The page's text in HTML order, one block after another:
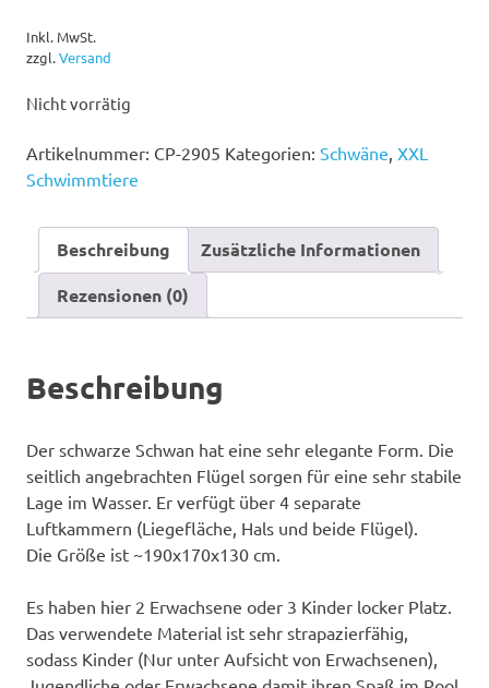
Inkl. MwSt.
zzgl.Versand
Nicht vorrätig
Artikelnummer: CP-2905 Kategorien: Schwäne, XXL
Schwimmtiere
Beschreibung
Zusätzliche Informationen
Rezensionen (0)
Beschreibung
Der schwarze Schwan hat eine sehr elegante Form. Die
seitlich angebrachten Flügel sorgen für eine sehr stabile
Lage im Wasser. Er verfügt über 4 separate
Luftkammern (Liegefläche, Hals und beide Flügel).
Die Größe ist ~190x170x130 cm.
Es haben hier 2 Erwachsene oder 3 Kinder locker Platz.
Das verwendete Material ist sehr strapazierfähig,
sodass Kinder (Nur unter Aufsicht von Erwachsenen),